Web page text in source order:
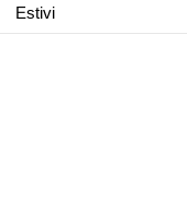
Estivi